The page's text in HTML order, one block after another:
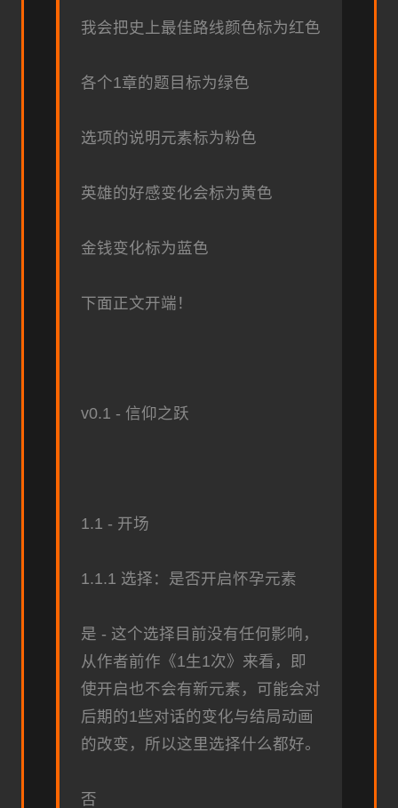
我会把史上最佳路线颜色标为红色
各个1章的题目标为绿色
选项的说明元素标为粉色
英雄的好感变化会标为黄色
金钱变化标为蓝色
下面正文开端！
v0.1 - 信仰之跃
1.1 - 开场
1.1.1 选择：是否开启怀孕元素
是 - 这个选择目前没有任何影响，
从作者前作《1生1次》来看，即
使开启也不会有新元素，可能会对
后期的1些对话的变化与结局动画
的改变，所以这里选择什么都好。
否